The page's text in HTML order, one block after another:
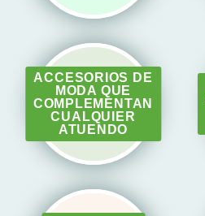
ACCESORIOS DE
MODA QUE
COMPLEMENTAN
CUALQUIER
ATUENDO